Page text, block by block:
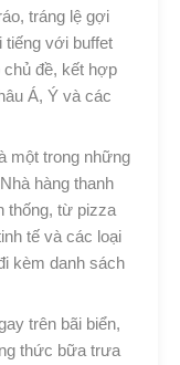
tráng lệ gợi
tiếng với buffet
chủ đề, kết hợp
Á, Ý và các
một trong những
hàng thanh
thống, từ pizza
tế và các loại
kèm danh sách
trên bãi biển,
thức bữa trưa